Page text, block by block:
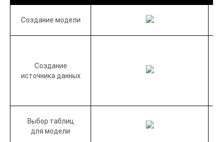
Создание модели
Создание
источника данных
Выбор таблиц
для модели